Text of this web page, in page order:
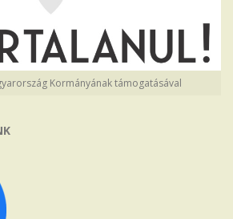
Kormányának támogatásával